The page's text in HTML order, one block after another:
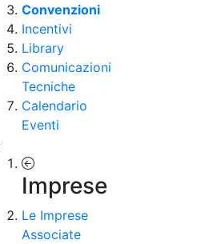
Convenzioni
Incentivi
Library
Comunicazioni
Tecniche
Calendario
Eventi
Imprese
Le Imprese
Associate